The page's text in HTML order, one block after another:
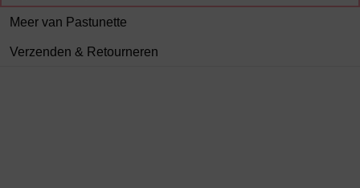
Meer van Pastunette
Verzenden & Retourneren